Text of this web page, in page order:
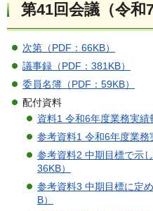
第41回会議（令和
次第（PDF：66KB）
議事録（PDF：381KB）
委員名簿（PDF：59KB）
配付資料
資料1 令和6年度業務実績
参考資料1 令和6年度業務
参考資料2 中期目標で示
36KB）
参考資料3 中期目標に定
B）